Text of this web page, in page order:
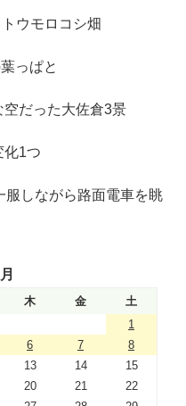
ウモロコシ畑
っぱと
だった大佐倉3景
化1つ
服しながら路面電車を眺
木 金
土
1
6 7
8
13 14
15
20 21
22